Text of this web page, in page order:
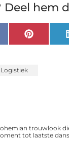
Deel hem
Pinterest
Logistiek
trouwlook
tot laatste dans